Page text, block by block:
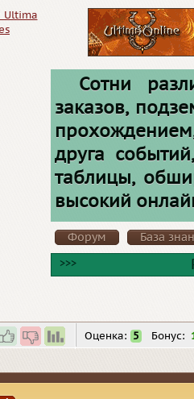
Сотни
заказов,
друга
таблицы,
высокий
Форум База
>>>
Оценка: 5 Бонус: